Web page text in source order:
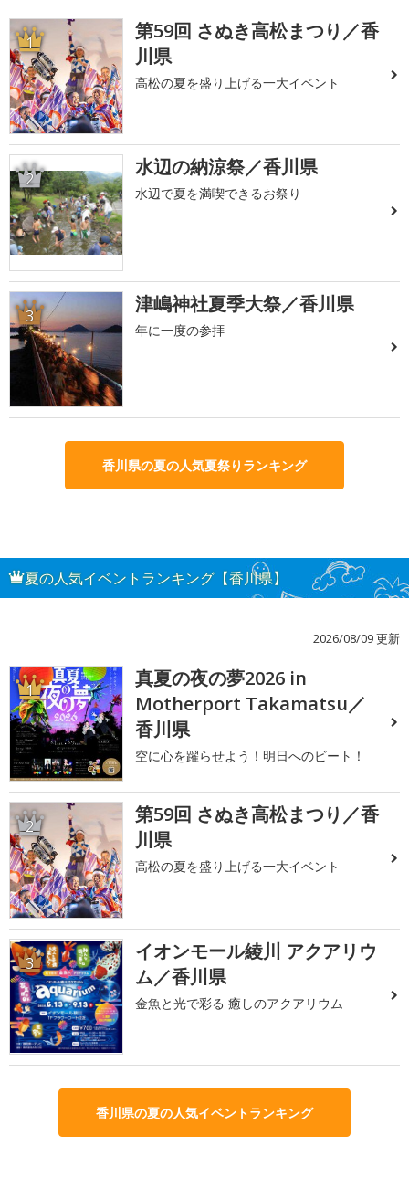
1
第59回 さぬき高松まつり／香
川県
高松の夏を盛り上げる一大イベント
2 水辺の納涼祭／香川県
水辺で夏を満喫できるお祭り
3 津嶋神社夏季大祭／香川県
年に一度の参拝
香川県の夏の人気夏祭りランキング
夏の人気イベントランキング【香川県】
2026/08/09 更新
1
真夏の夜の夢2026 in
Motherport Takamatsu／
香川県
空に心を躍らせよう！明日へのビート！
2
第59回 さぬき高松まつり／香
川県
高松の夏を盛り上げる一大イベント
3
イオンモール綾川 アクアリウ
ム／香川県
金魚と光で彩る 癒しのアクアリウム
香川県の夏の人気イベントランキング